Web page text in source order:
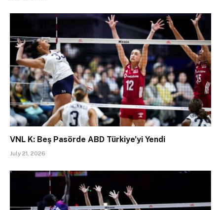
VNL K: Beş Pasörde ABD Türkiye’yi Yendi
July 21, 2026